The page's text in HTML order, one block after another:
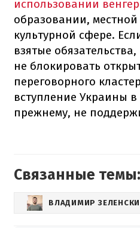
использовании
образовании,
культурной сфере.
взятые
не блокировать
переговорного
вступление Украины
прежнему, не
Связанные темы:
ВЛАДИМИР